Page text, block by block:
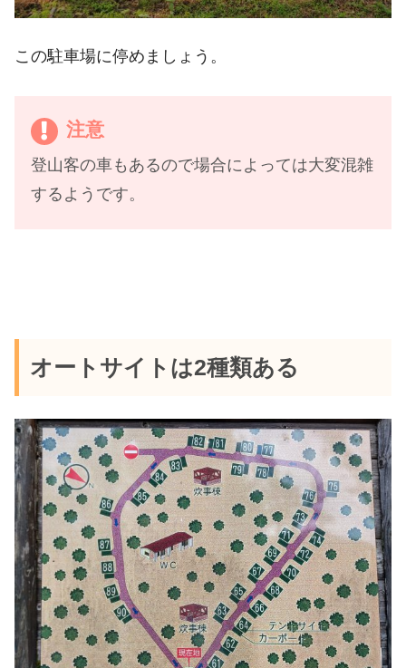
この駐車場に停めましょう。
注意
登山客の車もあるので場合によっては大変混雑
するようです。
オートサイトは2種類ある